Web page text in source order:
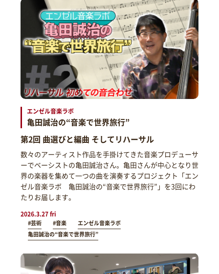
エンゼル音楽ラボ
亀田誠治の“音楽で世界旅行”
第2回 曲選びと編曲 そしてリハーサル
数々のアーティスト作品を手掛けてきた音楽プロデューサ
ーでベーシストの亀田誠治さん。亀田さんが中心となり世
界の楽器を集めて一つの曲を演奏するプロジェクト「エン
ゼル音楽ラボ 亀田誠治の“音楽で世界旅行”」を3回にわ
たりお届します。
2026.3.27 fri
#芸術 #音楽
エンゼル音楽ラボ
亀田誠治の“音楽で世界旅行”